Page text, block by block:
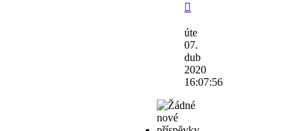
poslední
příspěvek
úte
07.
dub
2020
16:07:56